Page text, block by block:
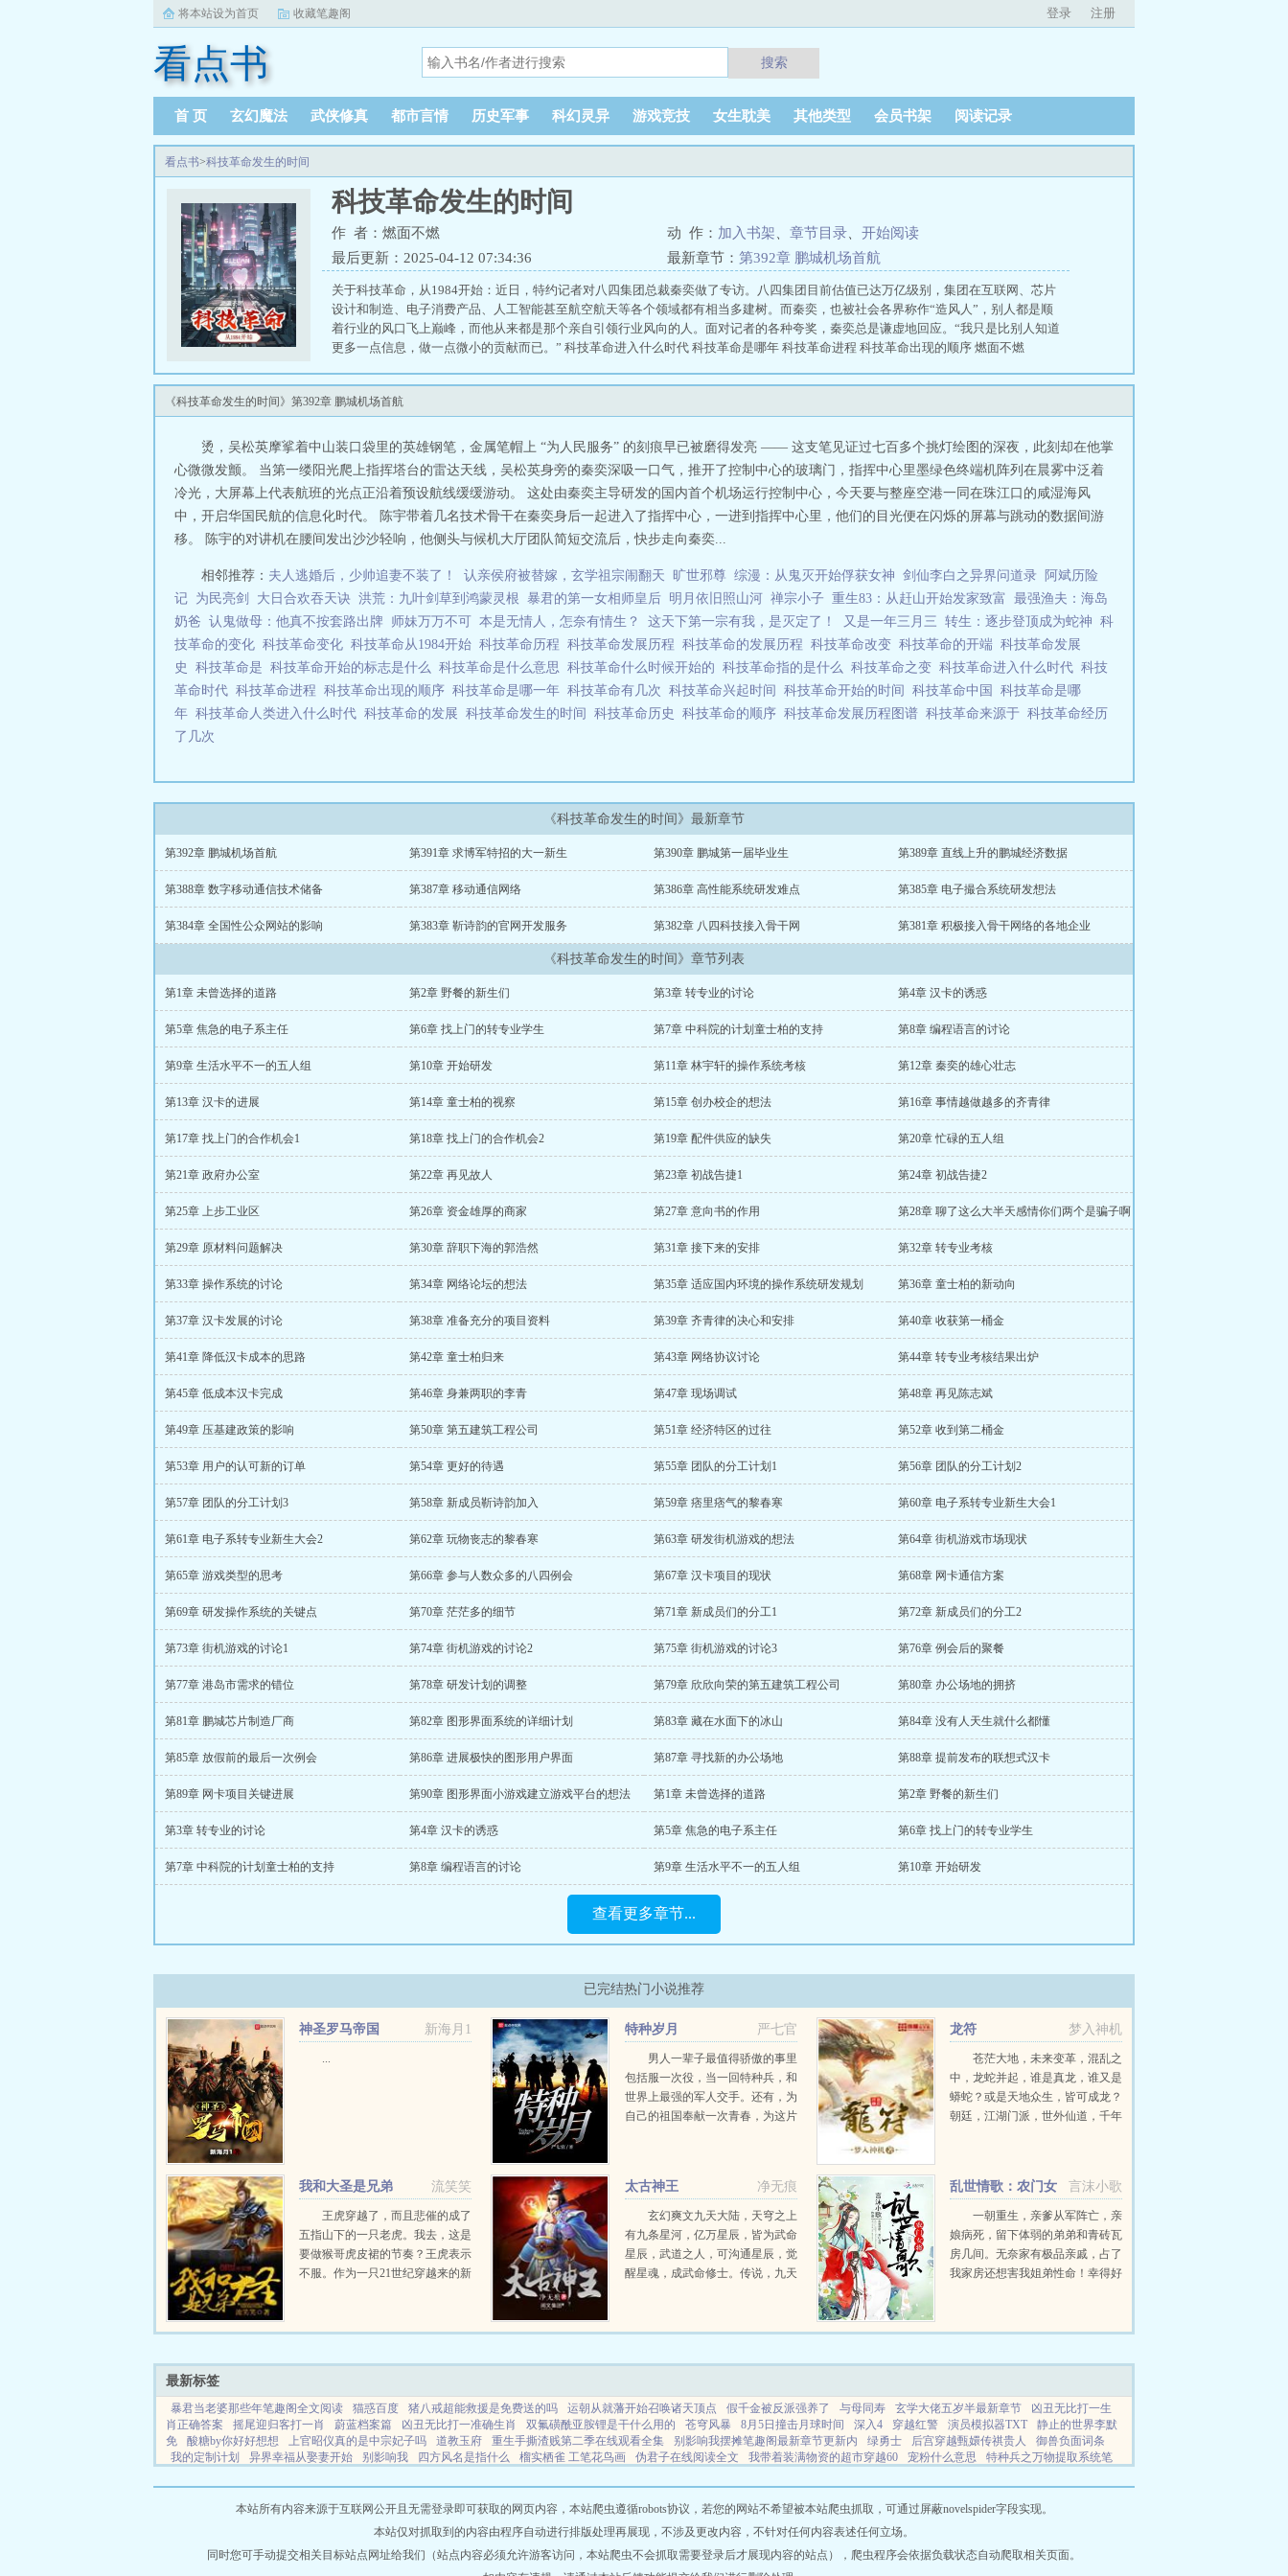
将本站设为首页 收藏笔趣阁 登录 注册
看点书 搜索
首 页 玄幻魔法 武侠修真 都市言情 历史军事 科幻灵异 游戏竞技 女生耽美 其他类型 会员书架 阅读记录
看点书>科技革命发生的时间
科技革命发生的时间
作 者：燃面不燃 动 作： 加入书架 章节目录
开始阅读
最后更新：2025-04-12 07:34:36
最新章节： 第392章 鹏城机场首航
关于科技革命，从1984开始：近日，特约记者对八四集团总裁秦奕做了专访。八四集团目前估值已达万亿级别，集团在互联网、芯片
设计和制造、电子消费产品、人工智能甚至航空航天等各个领域都有相当多建树。而秦奕，也被社会各界称作“造风人”，别人都是顺
着行业的风口飞上巅峰，而他从来都是那个亲自引领行业风向的人。面对记者的各种夸奖，秦奕总是谦虚地回应。“我只是比别人知道
更多一点信息，做一点微小的贡献而已。” 科技革命进入什么时代 科技革命是哪年 科技革命进程 科技革命出现的顺序 燃面不燃
《科技革命发生的时间》第392章 鹏城机场首航
烫，吴松英摩挲着中山装口袋里的英雄钢笔，金属笔帽上 “为人民服务” 的刻痕早已被磨得发亮 —— 这支笔见证过七百多个挑灯绘图的深夜，此刻却在他掌
心微微发颤。 当第一缕阳光爬上指挥塔台的雷达天线，吴松英身旁的秦奕深吸一口气，推开了控制中心的玻璃门，指挥中心里墨绿色终端机阵列在晨雾中泛着
冷光，大屏幕上代表航班的光点正沿着预设航线缓缓游动。 这处由秦奕主导研发的国内首个机场运行控制中心，今天要与整座空港一同在珠江口的咸湿海风
中，开启华国民航的信息化时代。 陈宇带着几名技术骨干在秦奕身后一起进入了指挥中心，一进到指挥中心里，他们的目光便在闪烁的屏幕与跳动的数据间游
移。 陈宇的对讲机在腰间发出沙沙轻响，他侧头与候机大厅团队简短交流后，快步走向秦奕...
相邻推荐： 夫人逃婚后，少帅追妻不装了！ 认亲侯府被替嫁，玄学祖宗闹翻天 旷世邪尊 综漫：从鬼灭开始俘获女神 剑仙李白之异界问道录
阿斌历险
记 为民亮剑 大日合欢吞天诀 洪荒：九叶剑草到鸿蒙灵根 暴君的第一女相师皇后 明月依旧照山河 禅宗小子 重生83：从赶山开始发家致富 最强渔夫：海岛
奶爸 认鬼做母：他真不按套路出牌 师妹万万不可 本是无情人，怎奈有情生？ 这天下第一宗有我，是灭定了！ 又是一年三月三 转生：逐步登顶成为蛇神 科
技革命的变化 科技革命变化 科技革命从1984开始 科技革命历程 科技革命发展历程 科技革命的发展历程 科技革命改变 科技革命的开端 科技革命发展
史 科技革命是 科技革命开始的标志是什么 科技革命是什么意思 科技革命什么时候开始的 科技革命指的是什么 科技革命之变 科技革命进入什么时代 科技
革命时代 科技革命进程 科技革命出现的顺序 科技革命是哪一年 科技革命有几次 科技革命兴起时间 科技革命开始的时间 科技革命中国 科技革命是哪
年 科技革命人类进入什么时代 科技革命的发展 科技革命发生的时间 科技革命历史 科技革命的顺序 科技革命发展历程图谱 科技革命来源于 科技革命经历
了几次
《科技革命发生的时间》最新章节
第392章 鹏城机场首航 第391章 求博军特招的大一新生 第390章 鹏城第一届毕业生 第389章 直线上升的鹏城经济数据
第388章 数字移动通信技术储备 第387章 移动通信网络 第386章 高性能系统研发难点 第385章 电子撮合系统研发想法
第384章 全国性公众网站的影响 第383章 靳诗韵的官网开发服务 第382章 八四科技接入骨干网 第381章 积极接入骨干网络的各地企业
《科技革命发生的时间》章节列表
第1章 未曾选择的道路 第2章 野餐的新生们 第3章 转专业的讨论 第4章 汉卡的诱惑
第5章 焦急的电子系主任 第6章 找上门的转专业学生 第7章 中科院的计划童士柏的支持 第8章 编程语言的讨论
第9章 生活水平不一的五人组 第10章 开始研发 第11章 林宇轩的操作系统考核 第12章 秦奕的雄心壮志
第13章 汉卡的进展 第14章 童士柏的视察 第15章 创办校企的想法 第16章 事情越做越多的齐青律
第17章 找上门的合作机会1 第18章 找上门的合作机会2 第19章 配件供应的缺失 第20章 忙碌的五人组
第21章 政府办公室 第22章 再见故人 第23章 初战告捷1 第24章 初战告捷2
第25章 上步工业区 第26章 资金雄厚的商家 第27章 意向书的作用 第28章 聊了这么大半天感情你们两个是骗子啊
第29章 原材料问题解决 第30章 辞职下海的郭浩然 第31章 接下来的安排 第32章 转专业考核
第33章 操作系统的讨论 第34章 网络论坛的想法 第35章 适应国内环境的操作系统研发规划 第36章 童士柏的新动向
第37章 汉卡发展的讨论 第38章 准备充分的项目资料 第39章 齐青律的决心和安排 第40章 收获第一桶金
第41章 降低汉卡成本的思路 第42章 童士柏归来 第43章 网络协议讨论 第44章 转专业考核结果出炉
第45章 低成本汉卡完成 第46章 身兼两职的李青 第47章 现场调试 第48章 再见陈志斌
第49章 压基建政策的影响 第50章 第五建筑工程公司 第51章 经济特区的过往 第52章 收到第二桶金
第53章 用户的认可新的订单 第54章 更好的待遇 第55章 团队的分工计划1 第56章 团队的分工计划2
第57章 团队的分工计划3 第58章 新成员靳诗韵加入 第59章 痞里痞气的黎春寒 第60章 电子系转专业新生大会1
第61章 电子系转专业新生大会2 第62章 玩物丧志的黎春寒 第63章 研发街机游戏的想法 第64章 街机游戏市场现状
第65章 游戏类型的思考 第66章 参与人数众多的八四例会 第67章 汉卡项目的现状 第68章 网卡通信方案
第69章 研发操作系统的关键点 第70章 茫茫多的细节 第71章 新成员们的分工1 第72章 新成员们的分工2
第73章 街机游戏的讨论1 第74章 街机游戏的讨论2 第75章 街机游戏的讨论3 第76章 例会后的聚餐
第77章 港岛市需求的错位 第78章 研发计划的调整 第79章 欣欣向荣的第五建筑工程公司 第80章 办公场地的拥挤
第81章 鹏城芯片制造厂商 第82章 图形界面系统的详细计划 第83章 藏在水面下的冰山 第84章 没有人天生就什么都懂
第85章 放假前的最后一次例会 第86章 进展极快的图形用户界面 第87章 寻找新的办公场地 第88章 提前发布的联想式汉卡
第89章 网卡项目关键进展 第90章 图形界面小游戏建立游戏平台的想法 第1章 未曾选择的道路 第2章 野餐的新生们
第3章 转专业的讨论 第4章 汉卡的诱惑 第5章 焦急的电子系主任 第6章 找上门的转专业学生
第7章 中科院的计划童士柏的支持 第8章 编程语言的讨论 第9章 生活水平不一的五人组 第10章 开始研发
查看更多章节...
已完结热门小说推荐
新海月1
神圣罗马帝国
...
严七官
特种岁月
男人一辈子最值得骄傲的事里
包括服一次役，当一回特种兵，和
世界上最强的军人交手。还有，为
自己的祖国奉献一次青春，为这片
的共和国军人！读者群号...
梦入神机
龙符
苍茫大地，未来变革，混乱之
中，龙蛇并起，谁是真龙，谁又是
蟒蛇？或是天地众生，皆可成龙？
朝廷，江湖门派，世外仙道，千年
流笑笑
我和大圣是兄弟
王虎穿越了，而且悲催的成了
五指山下的一只老虎。我去，这是
要做猴哥虎皮裙的节奏？王虎表示
不服。作为一只21世纪穿越来的新
孙悟空被压五行山马上就满五百
净无痕
太古神王
玄幻爽文九天大陆，天穹之上
有九条星河，亿万星辰，皆为武命
星辰，武道之人，可沟通星辰，觉
醒星魂，成武命修士。传说，九天
通一颗星辰，直至，让九重天上，
言沫小歌
乱世情歌：农门女
一朝重生，亲爹从军阵亡，亲
娘病死，留下体弱的弟弟和青砖瓦
房几间。无奈家有极品亲戚，占了
我家房还想害我姐弟性命！幸得好
相授修得一身好武艺。骤闻亲爹消
最新标签
暴君当老婆那些年笔趣阁全文阅读 猫惑百度 猪八戒超能救援是免费送的吗 运朝从就藩开始召唤诸天顶点 假千金被反派强养了 与母同寿 玄学大佬五岁半最新章节
凶丑无比打一生
肖正确答案
摇尾迎归客打一肖 蔚蓝档案篇 凶丑无比打一准确生肖 双氟磺酰亚胺锂是干什么用的 苍穹风暴 8月5日撞击月球时间 深入4 穿越红警 演员模拟器TXT
静止的世界李默
免
酸糖by你好好想想 上官昭仪真的是中宗妃子吗 道教玉府 重生手撕渣贱第二季在线观看全集 别影响我摆摊笔趣阁最新章节更新内 绿勇士 后宫穿越甄嬛传祺贵人
御兽负面词条
我的定制计划
异界幸福从娶妻开始 别影响我 四方风名是指什么 榴实栖雀 工笔花鸟画 伪君子在线阅读全文 我带着装满物资的超市穿越60 宠粉什么意思
特种兵之万物提取系统笔
免费阅读
齐王爷和他的小逃妻 猎爱情人在线观看 宠她娇纵全文免费阅读 我在直播界当大哥TXT电子书 戴布拉 人在奥特无cp 陆星魏青鱼动漫 四方之风的记忆 猪八戒
摇尾迎归客
玄学娇妻王爷宠上天叫什么名字 重生崇祯重用魏忠贤的 重生1981丛北大荒 披着文野马甲在名柯的 花钱使女配貌美 穿越成血族大佬的白月光 我在直播面前成仙
暴君当老婆的那些年最新章节列表 西游超级八戒 小狗在回家的路上遇到了什么情况 四方风解读 穿成魔尊的狐狸 太宰嚭
要当恋综主角
病美人又茶又娇疯批为爱折腰txt 女配攻略男神系统白萱 西汉种田日常270 上官昭容结局 系统女配攻略男神系统h 差点成女主亲爱的李 涅槃火上黎免费阅读
快穿病娇
酸糖蒋云英 爱情猎人全一册 锦瑟无 御兽2 四方之风的记忆只能给主角用吗
本站所有内容来源于互联网公开且无需登录即可获取的网页内容，本站爬虫遵循robots协议，若您的网站不希望被本站爬虫抓取，可通过屏蔽novelspider字段实现。
本站仅对抓取到的内容由程序自动进行排版处理再展现，不涉及更改内容，不针对任何内容表述任何立场。
同时您可手动提交相关目标站点网址给我们（站点内容必须允许游客访问，本站爬虫不会抓取需要登录后才展现内容的站点），爬虫程序会依据负载状态自动爬取相关页面。